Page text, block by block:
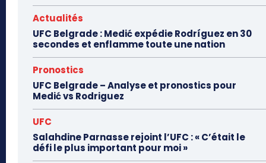
Actualités
UFC Belgrade : Medić expédie Rodríguez en 30
secondes et enflamme toute une nation
Pronostics
UFC Belgrade – Analyse et pronostics pour
Medić vs Rodriguez
UFC
Salahdine Parnasse rejoint l’UFC : « C’était le
défi le plus important pour moi »